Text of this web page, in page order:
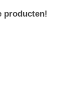
producten!